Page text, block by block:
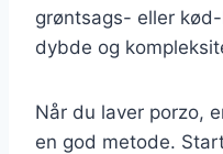
grøntsags- eller
dybde og
Når du laver porzo,
en god metode.